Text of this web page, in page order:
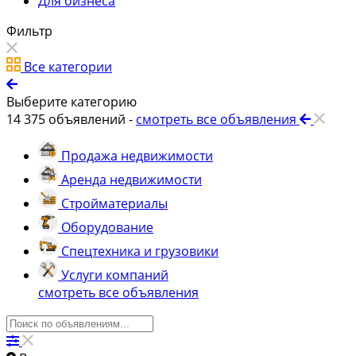
Фильтр
Все категории
Выберите категорию
14 375 объявлений - смотреть все объявления
Продажа недвижимости
Аренда недвижимости
Стройматериалы
Оборудование
Спецтехника и грузовики
Услуги компаний
смотреть все объявления